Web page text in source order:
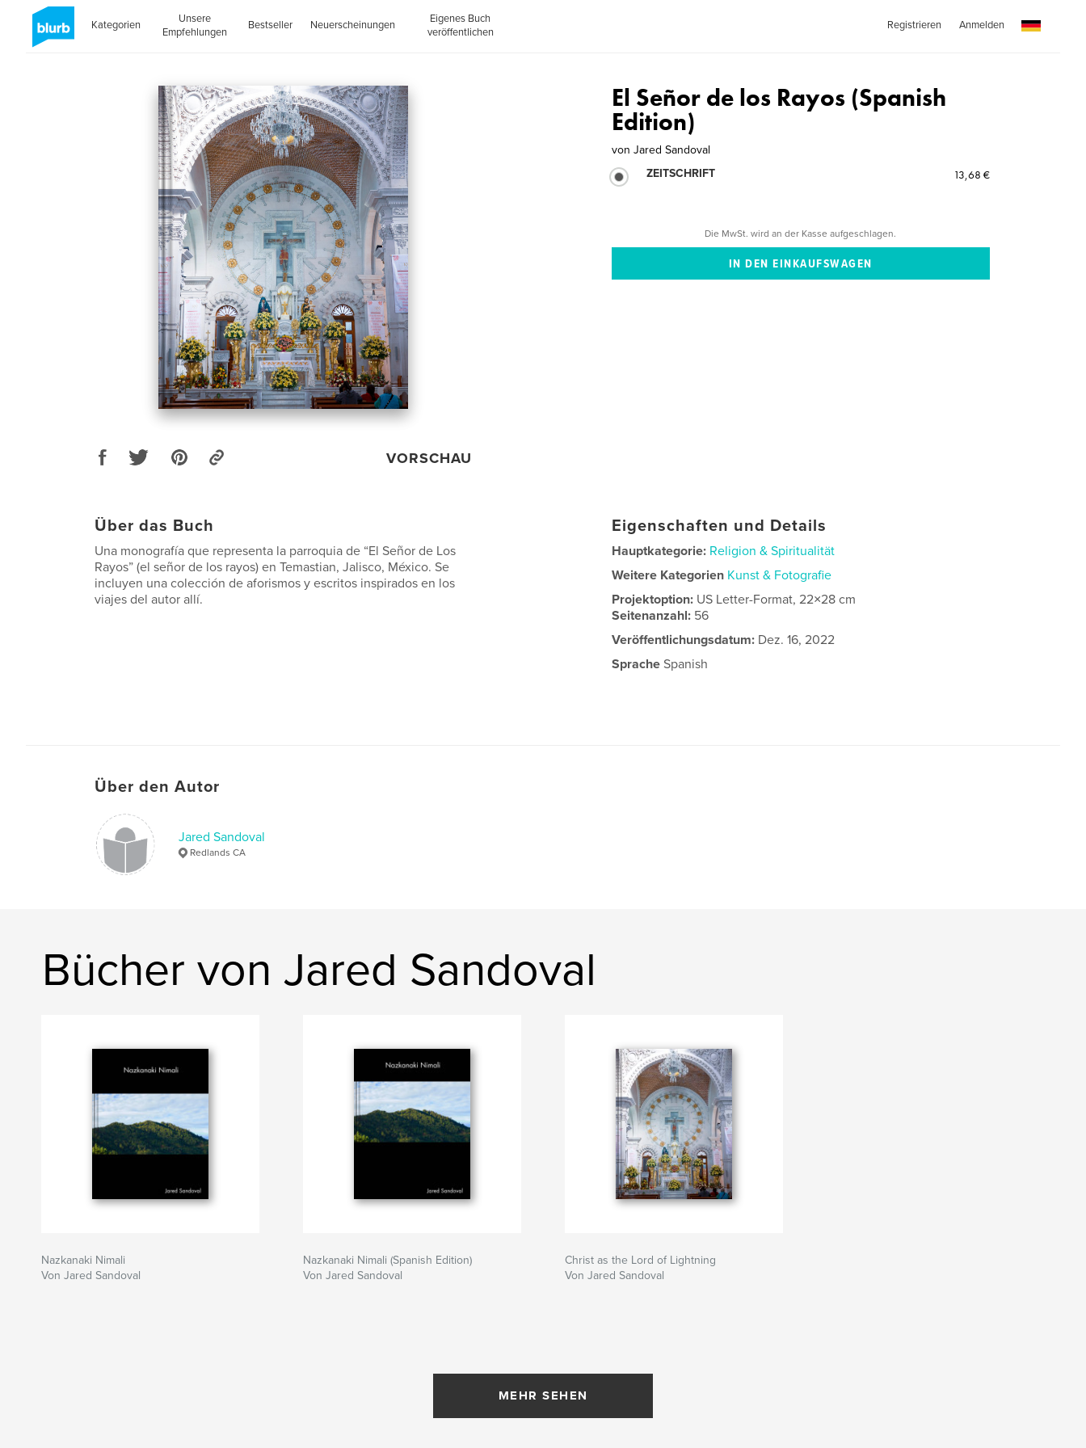
Kategorien
Unsere
Empfehlungen
Bestseller Neuerscheinungen
Eigenes Buch
veröffentlichen
Registrieren Anmelden
VORSCHAU
El Señor de los Rayos (Spanish
Edition)
von Jared Sandoval
ZEITSCHRIFT
13,68 €
Die MwSt. wird an der Kasse aufgeschlagen.
Über das Buch
Una monografía que representa la parroquia de “El Señor de Los
Rayos” (el señor de los rayos) en Temastian, Jalisco, México. Se
incluyen una colección de aforismos y escritos inspirados en los
viajes del autor allí.
Eigenschaften und Details
Hauptkategorie: Religion & Spiritualität
Weitere Kategorien Kunst & Fotografie
Projektoption: US Letter-Format, 22×28 cm
Seitenanzahl: 56
Veröffentlichungsdatum: Dez. 16, 2022
Sprache Spanish
Über den Autor
Jared Sandoval
Redlands CA
Bücher von Jared Sandoval
Nazkanaki Nimali
Von Jared Sandoval
Nazkanaki Nimali (Spanish Edition)
Von Jared Sandoval
Christ as the Lord of Lightning
Von Jared Sandoval
MEHR SEHEN